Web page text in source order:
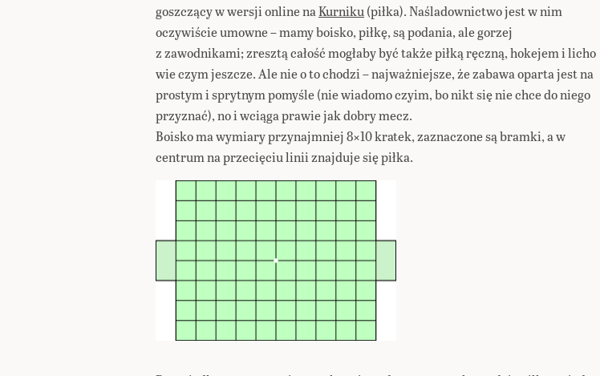
goszczący w wersji online naKurniku(piłka). Naśladownictwo jest w nim
oczywiście umowne – mamy boisko, piłkę, są podania, ale gorzej
z zawodnikami; zresztą całość mogłaby być także piłką ręczną, hokejem i licho
wie czym jeszcze. Ale nie o to chodzi – najważniejsze, że zabawa oparta jest na
prostym i sprytnym pomyśle (nie wiadomo czyim, bo nikt się nie chce do niego
przyznać), no i wciąga prawie jak dobry mecz.
Boisko ma wymiary przynajmniej 8×10 kratek, zaznaczone są bramki, a w
centrum na przecięciu linii znajduje się piłka.